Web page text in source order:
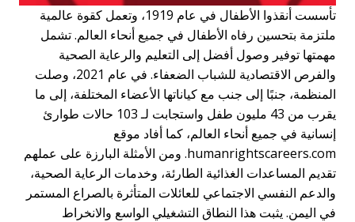
تأسست أنقذوا الأطفال في عام 1919، وتعمل كقوة عالمية
ملتزمة بتحسين رفاه الأطفال في جميع أنحاء العالم. تشمل
مهمتها توفير وصول أفضل إلى التعليم والرعاية الصحية
والفرص الاقتصادية للشباب الضعفاء. في عام 2021، وصلت
المنظمة، جنبًا إلى جنب مع كياناتها الأعضاء المختلفة، إلى ما
يقرب من 43 مليون طفل واستجابت لـ 103 حالات طوارئ
إنسانية في جميع أنحاء العالم، كما أفاد موقع
humanrightscareers.com. ومن الأمثلة البارزة على عملهم
تقديم المساعدات الغذائية الطارئة، وخدمات الرعاية الصحية،
والدعم النفسي الاجتماعي للعائلات المتأثرة بالصراع المستمر
في اليمن. يثبت هذا النطاق التشغيلي الواسع والانخراط